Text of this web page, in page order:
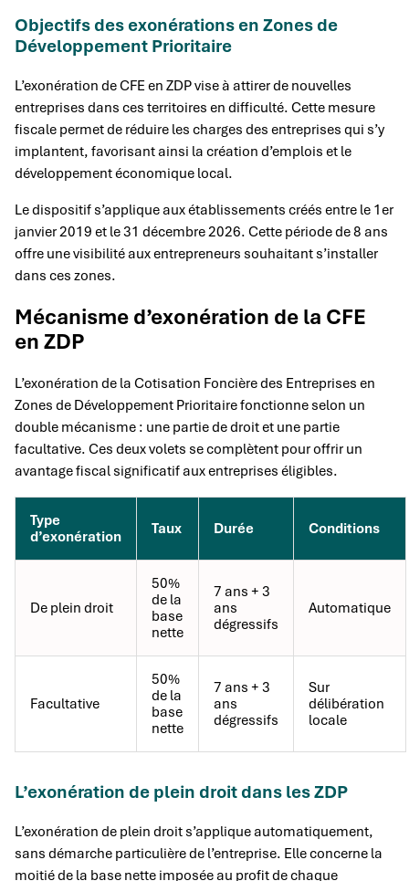
Objectifs des exonérations en Zones de
Développement Prioritaire
L’exonération de CFE en ZDP vise à attirer de nouvelles
entreprises dans ces territoires en difficulté. Cette mesure
fiscale permet de réduire les charges des entreprises qui s’y
implantent, favorisant ainsi la création d’emplois et le
développement économique local.
Le dispositif s’applique aux établissements créés entre le 1er
janvier 2019 et le 31 décembre 2026. Cette période de 8 ans
offre une visibilité aux entrepreneurs souhaitant s’installer
dans ces zones.
Mécanisme d’exonération de la CFE
en ZDP
L’exonération de la Cotisation Foncière des Entreprises en
Zones de Développement Prioritaire fonctionne selon un
double mécanisme : une partie de droit et une partie
facultative. Ces deux volets se complètent pour offrir un
avantage fiscal significatif aux entreprises éligibles.
Type
d’exonération
Taux Durée Conditions
De plein droit
50%
de la
base
nette
7 ans + 3
ans
dégressifs
Automatique
Facultative
50%
de la
base
nette
7 ans + 3
ans
dégressifs
Sur
délibération
locale
L’exonération de plein droit dans les ZDP
L’exonération de plein droit s’applique automatiquement,
sans démarche particulière de l’entreprise. Elle concerne la
moitié de la base nette imposée au profit de chaque